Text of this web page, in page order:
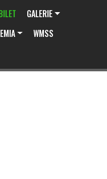
GALERIE
WMSS